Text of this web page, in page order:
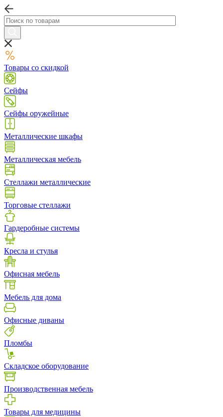
Товары со скидкой
Сейфы
Сейфы оружейные
Металлические шкафы
Металлическая мебель
Стеллажи металлические
Торговые стеллажи
Гардеробные системы
Кресла и стулья
Офисная мебель
Мебель для дома
Офисные диваны
Пломбы
Складское оборудование
Производственная мебель
Товары для медицины